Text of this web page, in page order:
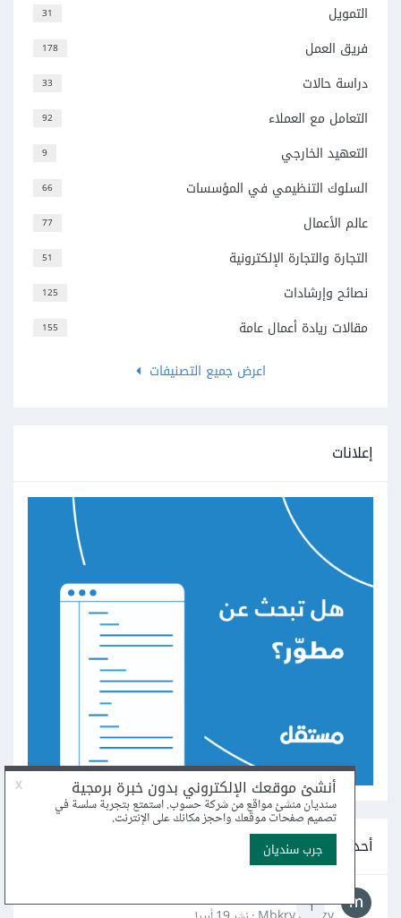
31 التمويل
178 فريق العمل
33 دراسة حالات
92 التعامل مع العملاء
9 التعهيد الخارجي
66 السلوك التنظيمي في المؤسسات
77 عالم الأعمال
51 التجارة والتجارة الإلكترونية
125 نصائح وإرشادات
155
مقالات ريادة أعمال عامة
اعرض جميع التصنيفات
إعلانات
أحدث أسئلة ريادة الأعمال
1